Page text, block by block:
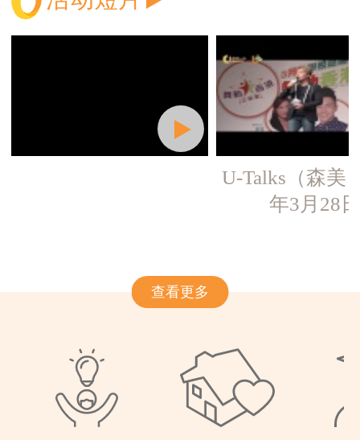
U-Talks（森美
年3月28日
查看更多